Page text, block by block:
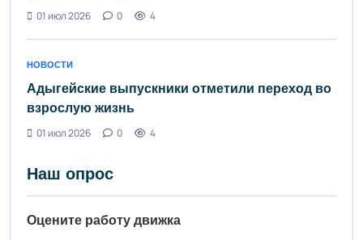
01 июл 2026
0 4
НОВОСТИ
Адыгейские выпускники отметили переход во
взрослую жизнь
01 июл 2026
0 4
Наш опрос
Оцените работу движка